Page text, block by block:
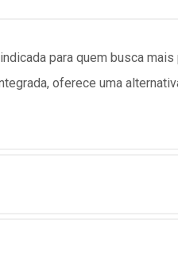
para quem busca
oferece uma